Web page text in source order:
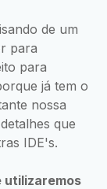
de um
para
para
já tem o
nossa
que
IDE's.
utilizaremos